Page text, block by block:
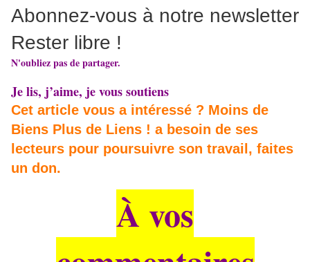
Abonnez-vous à notre newsletter
Rester libre !
N'oubliez pas de partager.
Je lis, j’aime, je vous soutiens
Cet article vous a intéressé ? Moins de
Biens Plus de Liens ! a besoin de ses
lecteurs pour poursuivre son travail, faites
un don.
À vos